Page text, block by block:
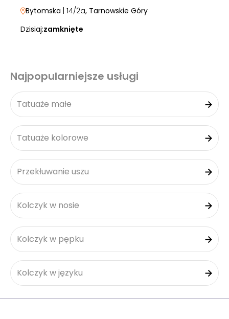
Bytomska | 14/2a, Tarnowskie Góry
Dzisiaj:zamknięte
Najpopularniejsze usługi
Tatuaże małe
Tatuaże kolorowe
Przekłuwanie uszu
Kolczyk w nosie
Kolczyk w pępku
Kolczyk w języku